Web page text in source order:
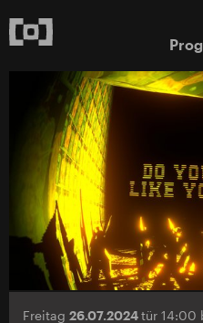
Freitag 26.07.2024tür 14:00